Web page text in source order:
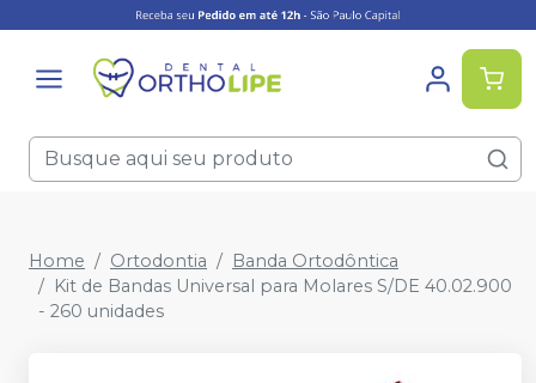
Home Ortodontia
Banda Ortodôntica
Kit de Bandas Universal para Molares S/DE 40.02.900
- 260 unidades